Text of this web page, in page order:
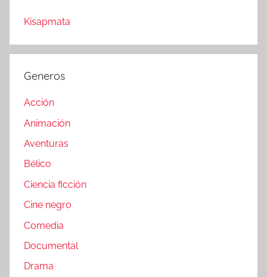
Kisapmata
Generos
Acción
Animación
Aventuras
Bélico
Ciencia ficción
Cine negro
Comedia
Documental
Drama